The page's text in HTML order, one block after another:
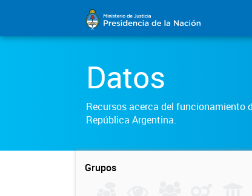
Datos
Recursos acerca del funcionamiento
República Argentina.
Grupos